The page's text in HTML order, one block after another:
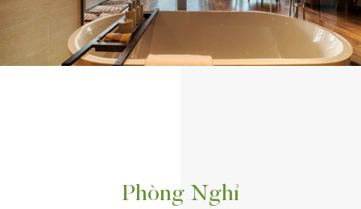
Phòng Nghỉ